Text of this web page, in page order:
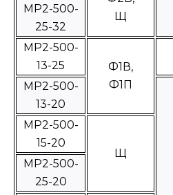
Щ
МР2-500-
25-32
МР2-500-
13-25
Ф1В,
Ф1П
МР2-500-
13-20
МР2-500-
15-20
Щ
МР2-500-
25-20